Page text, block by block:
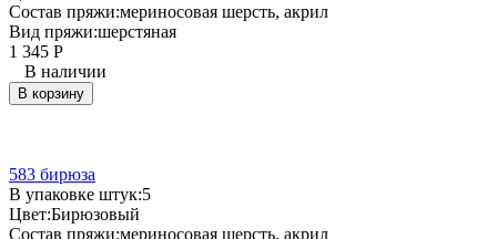
Состав пряжи:мериносовая шерсть, акрил
Вид пряжи:шерстяная
1 345 Р
В наличии
В корзину
583 бирюза
В упаковке штук:5
Цвет:Бирюзовый
Состав пряжи:мериносовая шерсть, акрил